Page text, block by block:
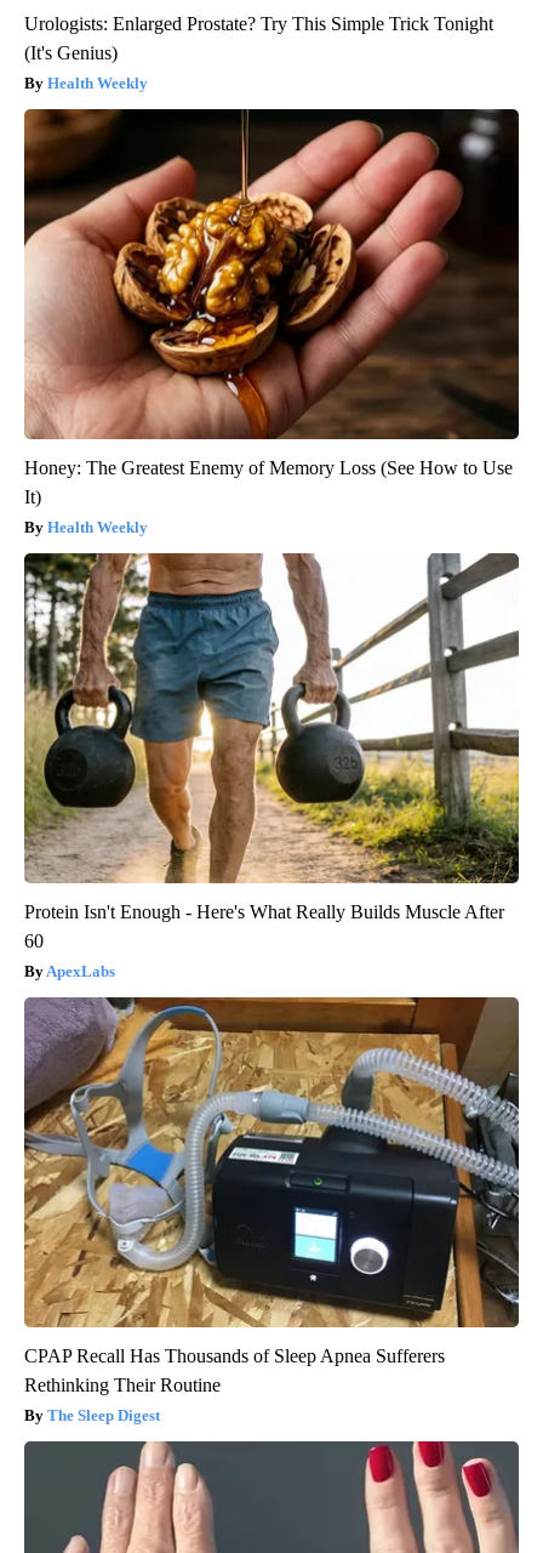
Urologists: Enlarged Prostate? Try This Simple Trick Tonight
(It's Genius)
Health Weekly
Honey: The Greatest Enemy of Memory Loss (See How to Use
It)
Health Weekly
Protein Isn't Enough - Here's What Really Builds Muscle After
60
ApexLabs
CPAP Recall Has Thousands of Sleep Apnea Sufferers
Rethinking Their Routine
The Sleep Digest